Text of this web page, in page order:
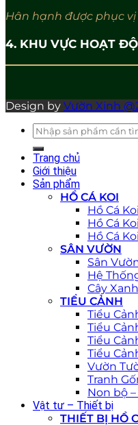
Hân hạnh được phục
4. KHU VỰC HOẠT
Design by Vườn Xinh
Tìm
kiếm:
Trang chủ
Giới thiệu
Sản phẩm
HỒ CÁ KOI
Hồ Cá
Hồ Cá
Hồ Cá
SÂN VƯỜN
Sân
Hệ
Cây
TIỂU CẢNH
Tiểu
Tiểu
Tiểu
Tiểu
Vườn
Tranh
Non bộ
Vật tư – Thiết bị
THIẾT BỊ HỒ